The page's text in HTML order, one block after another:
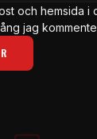
och hemsida i
jag